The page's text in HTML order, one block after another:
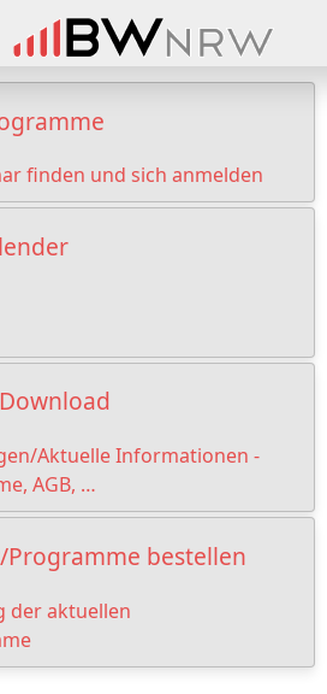
finden und sich anmelden
Aktuelle Informationen -
AGB, …
bestellen
der aktuellen